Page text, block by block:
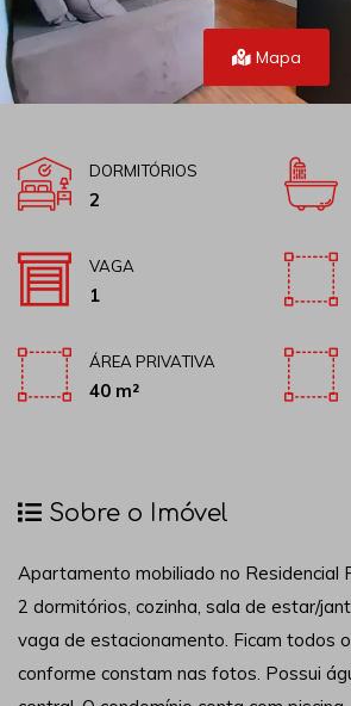
Mapa
DORMITÓRIOS
2
VAGA
1
ÁREA PRIVATIVA
40 m²
Sobre o Imóvel
Apartamento mobiliado no Residencial
2 dormitórios, cozinha, sala de estar/
vaga de estacionamento. Ficam todos
conforme constam nas fotos. Possui